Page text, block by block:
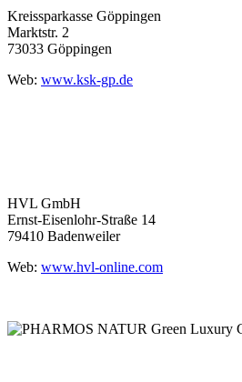
Kreissparkasse Göppingen
Marktstr. 2
73033 Göppingen
Web: www.ksk-gp.de
HVL GmbH
Ernst-Eisenlohr-Straße 14
79410 Badenweiler
Web: www.hvl-online.com